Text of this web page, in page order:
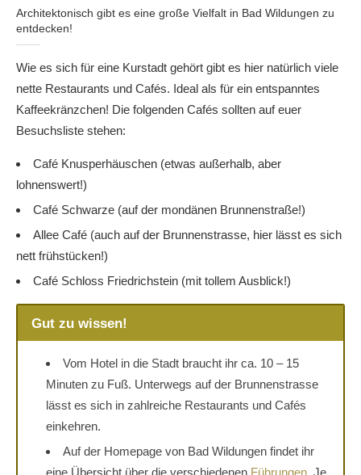
Architektonisch gibt es eine große Vielfalt in Bad Wildungen zu
entdecken!
Wie es sich für eine Kurstadt gehört gibt es hier natürlich viele
nette Restaurants und Cafés. Ideal als für ein entspanntes
Kaffeekränzchen! Die folgenden Cafés sollten auf euer
Besuchsliste stehen:
Café Knusperhäuschen (etwas außerhalb, aber
lohnenswert!)
Café Schwarze (auf der mondänen Brunnenstraße!)
Allee Café (auch auf der Brunnenstrasse, hier lässt es sich
nett frühstücken!)
Café Schloss Friedrichstein (mit tollem Ausblick!)
Gut zu wissen!
Vom Hotel in die Stadt braucht ihr ca. 10 – 15
Minuten zu Fuß. Unterwegs auf der Brunnenstrasse
lässt es sich in zahlreiche Restaurants und Cafés
einkehren.
Auf der Homepage von Bad Wildungen findet ihr